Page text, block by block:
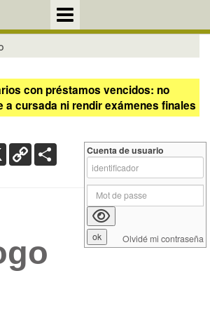
con préstamos vencidos: no
a cursada ni rendir exámenes finales
X Copy
Link
Cuenta de usuario
Olvidé mi contraseña